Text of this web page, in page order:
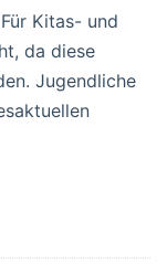
Kitas- und
da diese
Jugendliche